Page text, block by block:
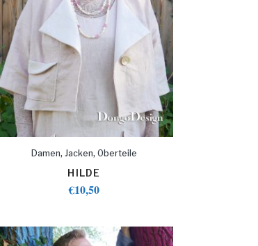
Damen, Jacken, Oberteile
HILDE
€10,50